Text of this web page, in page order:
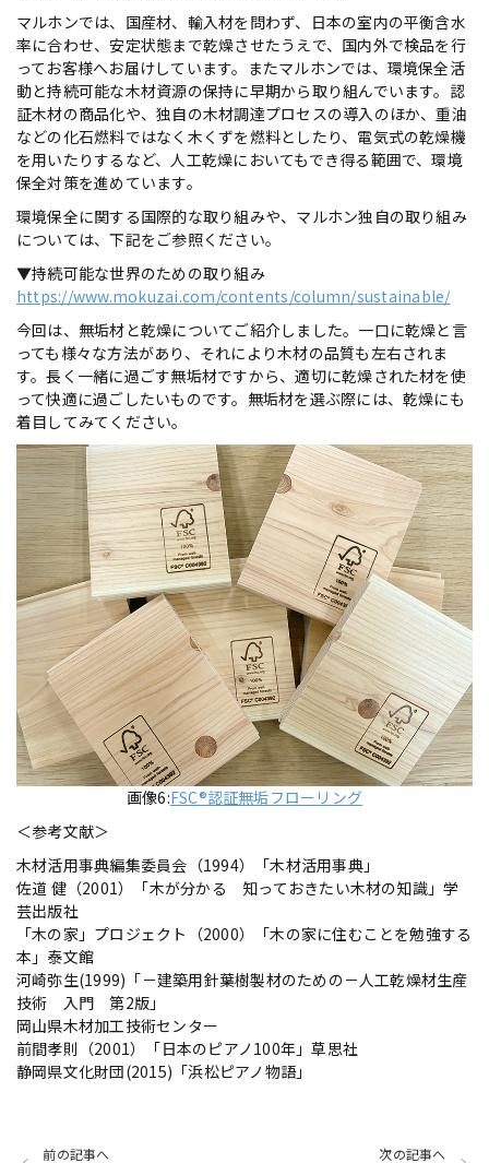
マルホンでは、国産材、輸入材を問わず、日本の室内の平衡含水
率に合わせ、安定状態まで乾燥させたうえで、国内外で検品を行
ってお客様へお届けしています。またマルホンでは、環境保全活
動と持続可能な木材資源の保持に早期から取り組んでいます。認
証木材の商品化や、独自の木材調達プロセスの導入のほか、重油
などの化石燃料ではなく木くずを燃料としたり、電気式の乾燥機
を用いたりするなど、人工乾燥においてもでき得る範囲で、環境
保全対策を進めています。
環境保全に関する国際的な取り組みや、マルホン独自の取り組み
については、下記をご参照ください。
▼持続可能な世界のための取り組み
https://www.mokuzai.com/contents/column/sustainable/
今回は、無垢材と乾燥についてご紹介しました。一口に乾燥と言
っても様々な方法があり、それにより木材の品質も左右されま
す。長く一緒に過ごす無垢材ですから、適切に乾燥された材を使
って快適に過ごしたいものです。無垢材を選ぶ際には、乾燥にも
着目してみてください。
画像6:FSC®認証無垢フローリング
＜参考文献＞
木材活用事典編集委員会（1994）「木材活用事典」
佐道 健（2001）「木が分かる 知っておきたい木材の知識」学
芸出版社
「木の家」プロジェクト（2000）「木の家に住むことを勉強する
本」泰文館
河崎弥生(1999)「－建築用針葉樹製材のための－人工乾燥材生産
技術 入門 第2版」
岡山県木材加工技術センター
前間孝則（2001）「日本のピアノ100年」草思社
静岡県文化財団(2015)「浜松ピアノ物語」
前の記事へ 次の記事へ